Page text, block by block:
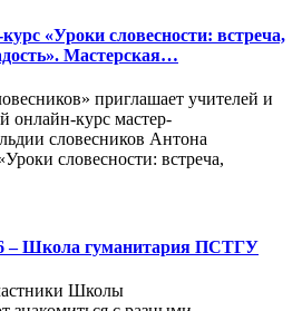
«Уроки словесности: встреча,
Мастерская…
приглашает учителей и
онлайн-курс мастер-
словесников Антона
словесности: встреча,
– Школа гуманитария ПСТГУ
Школы